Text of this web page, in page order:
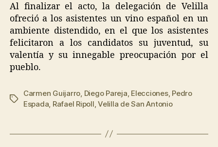
Al finalizar el acto, la delegación de Velilla
ofreció a los asistentes un vino español en un
ambiente distendido, en el que los asistentes
felicitaron a los candidatos su juventud, su
valentía y su innegable preocupación por el
pueblo.
Carmen Guijarro Diego Pareja Elecciones, Pedro
Espada Rafael Ripoll ,Velilla de San Antonio